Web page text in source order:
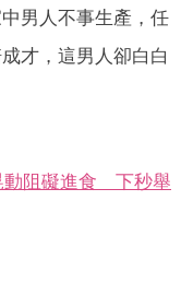
男人不事生產，任
才，這男人卻白白
動阻礙進食 下秒舉